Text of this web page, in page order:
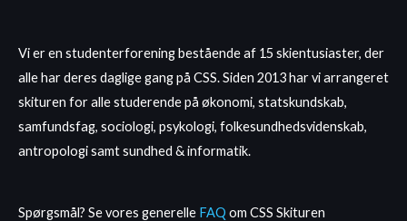
Vi er en studenterforening bestående af 15 skientusiaster, der
alle har deres daglige gang på CSS. Siden 2013 har vi arrangeret
skituren for alle studerende på økonomi, statskundskab,
samfundsfag, sociologi, psykologi, folkesundhedsvidenskab,
antropologi samt sundhed & informatik.
Spørgsmål? Se vores generelle FAQ om CSS Skituren